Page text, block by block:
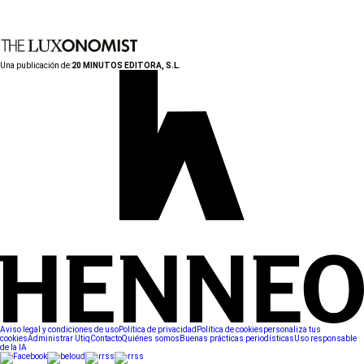
Una publicación de:20 MINUTOS EDITORA, S.L.
Aviso legal y condiciones de usoPolítica de privacidad Política de cookiespersonaliza tus
cookiesAdministrar UtiqContactoQuiénes somos Buenas prácticas periodísticasUso responsable
de la IA